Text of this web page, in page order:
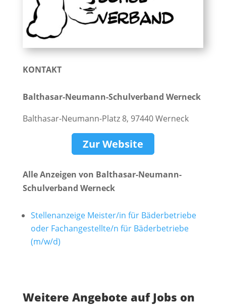
KONTAKT
Balthasar-Neumann-Schulverband Werneck
Balthasar-Neumann-Platz 8, 97440 Werneck
Zur Website
Alle Anzeigen von Balthasar-Neumann-
Schulverband Werneck
Stellenanzeige Meister/in für Bäderbetriebe
oder Fachangestellte/n für Bäderbetriebe
(m/w/d)
Weitere Angebote auf Jobs on